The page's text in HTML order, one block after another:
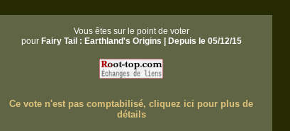
Vous êtes sur le point de voter
pour Fairy Tail : Earthland's Origins | Depuis le 05/12/15
Ce vote n'est pas comptabilisé, cliquez ici pour plus de
détails